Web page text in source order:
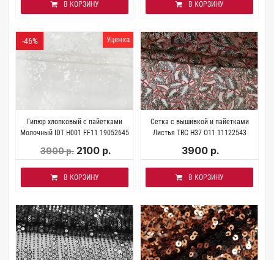
В КОРЗИНУ В КОРЗИНУ
Уценка
-46%
Гипюр хлопковый с пайетками
Молочный IDT H001 FF11 19052645
3900 р. 2100 р.
В КОРЗИНУ
Сетка с вышивкой и пайетками
Листья TRC H37 О11 11122543
3900 р.
В КОРЗИНУ